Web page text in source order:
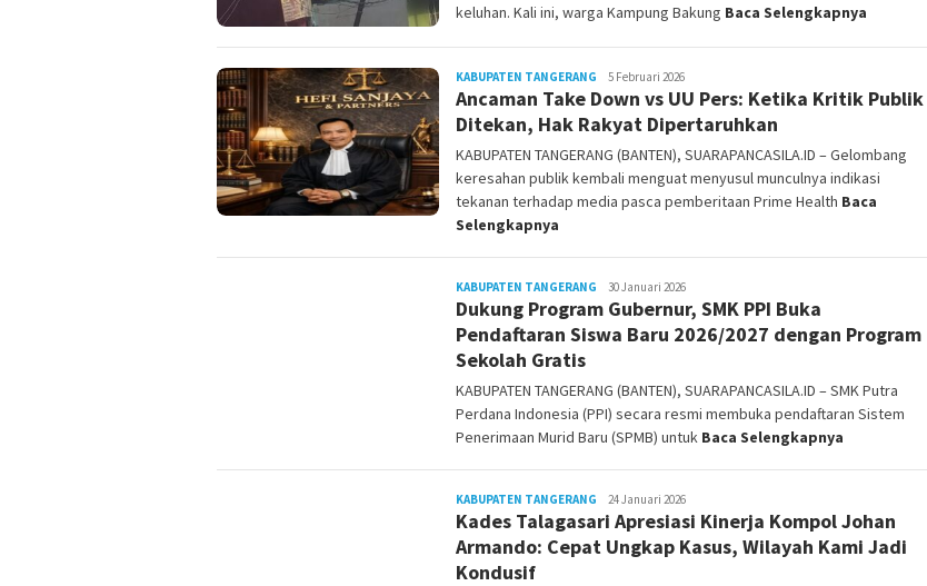
keluhan. Kali ini, warga Kampung Bakung Baca Selengkapnya
KABUPATEN TANGERANG Bonai
Gunawan
5 Februari 2026
Ancaman Take Down vs UU Pers: Ketika Kritik Publik
Ditekan, Hak Rakyat Dipertaruhkan
KABUPATEN TANGERANG (BANTEN), SUARAPANCASILA.ID – Gelombang
keresahan publik kembali menguat menyusul munculnya indikasi
tekanan terhadap media pasca pemberitaan Prime Health Baca
Selengkapnya
KABUPATEN TANGERANG Bonai
Gunawan
30 Januari 2026
Dukung Program Gubernur, SMK PPI Buka
Pendaftaran Siswa Baru 2026/2027 dengan Program
Sekolah Gratis
KABUPATEN TANGERANG (BANTEN), SUARAPANCASILA.ID – SMK Putra
Perdana Indonesia (PPI) secara resmi membuka pendaftaran Sistem
Penerimaan Murid Baru (SPMB) untuk Baca Selengkapnya
KABUPATEN TANGERANG Bonai
Gunawan
24 Januari 2026
Kades Talagasari Apresiasi Kinerja Kompol Johan
Armando: Cepat Ungkap Kasus, Wilayah Kami Jadi
Kondusif